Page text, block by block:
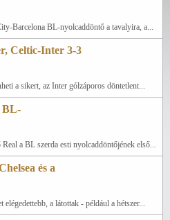
Barcelona BL-nyolcaddöntő a tavalyira, a...
Celtic-Inter 3-3
a sikert, az Inter gólzáporos döntetlent...
BL-
a BL szerda esti nyolcaddöntőjének első...
és a
elégedettebb, a látottak - például a hétszer...